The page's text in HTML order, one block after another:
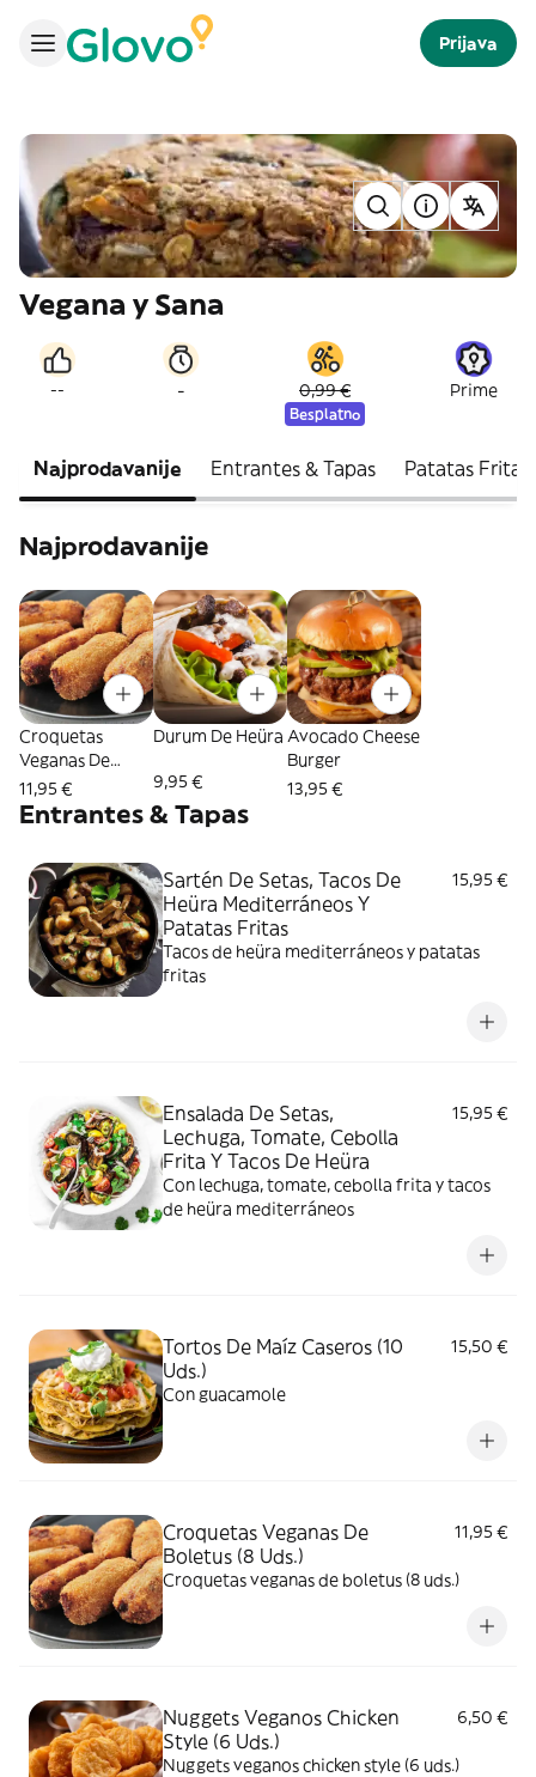
Prijava
Vegana y Sana
-- - 0,99 €
Besplatno
Prime
Najprodavanije Entrantes & Tapas Patatas Fritas
Najprodavanije
Croquetas
Veganas De
Boletus (8 Uds.)
11,95 €
Durum De Heüra
9,95 €
Avocado Cheese
Burger
13,95 €
Entrantes & Tapas
Sartén De Setas, Tacos De
Heüra Mediterráneos Y
Patatas Fritas
15,95 €
Tacos de heüra mediterráneos y patatas
fritas
Ensalada De Setas,
Lechuga, Tomate, Cebolla
Frita Y Tacos De Heüra
15,95 €
Con lechuga, tomate, cebolla frita y tacos
de heüra mediterráneos
Tortos De Maíz Caseros (10
Uds.)
15,50 €
Con guacamole
Croquetas Veganas De
Boletus (8 Uds.)
11,95 €
Croquetas veganas de boletus (8 uds.)
Nuggets Veganos Chicken
Style (6 Uds.)
6,50 €
Nuggets veganos chicken style (6 uds.)